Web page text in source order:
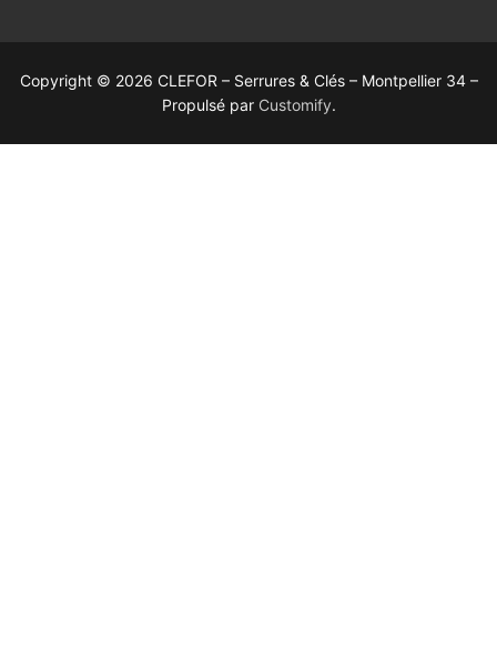
Copyright © 2026 CLEFOR – Serrures & Clés – Montpellier 34 –
Propulsé par Customify.